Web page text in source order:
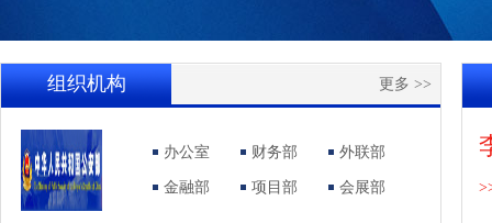
组织机构 更多 >>
办公室 财务部 外联部
金融部 项目部 会展部